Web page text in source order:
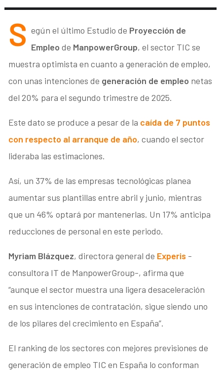
S egún el último Estudio de Proyección de
Empleo de ManpowerGroup, el sector TIC se
muestra optimista en cuanto a generación de empleo,
con unas intenciones de generación de empleo netas
del 20% para el segundo trimestre de 2025.
Este dato se produce a pesar de la caída de 7 puntos
con respecto al arranque de año, cuando el sector
lideraba las estimaciones.
Así, un 37% de las empresas tecnológicas planea
aumentar sus plantillas entre abril y junio, mientras
que un 46% optará por mantenerlas. Un 17% anticipa
reducciones de personal en este periodo.
Myriam Blázquez, directora general de Experis -
consultora IT de ManpowerGroup-, afirma que
“aunque el sector muestra una ligera desaceleración
en sus intenciones de contratación, sigue siendo uno
de los pilares del crecimiento en España”.
El ranking de los sectores con mejores previsiones de
generación de empleo TIC en España lo conforman